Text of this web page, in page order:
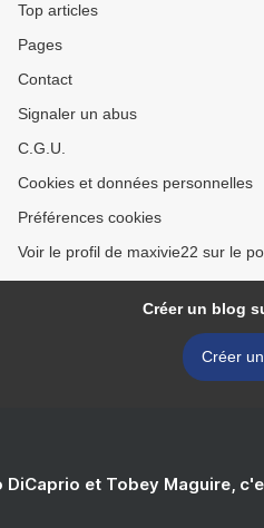
Top articles
Pages
Contact
Signaler un abus
C.G.U.
Cookies et données personnelles
Préférences cookies
Voir le profil de maxivie22 sur le
Créer un blog
Créer
DiCaprio et Tobey Maguire,